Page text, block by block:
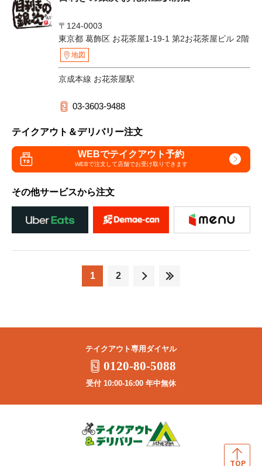
〒124-0003
東京都 葛飾区 お花茶屋1-19-1 第2お花茶屋ビル 2階
地図
京成本線 お花茶屋駅
03-3603-9488
テイクアウト＆デリバリー注文
WEBでテイクアウト予約
WEBで注文して店舗でお受け取りできます
その他サービスから注文
1 2
テイクアウト専用ダイヤル
0120-80-5088
受付 10:00-16:00 年中無休